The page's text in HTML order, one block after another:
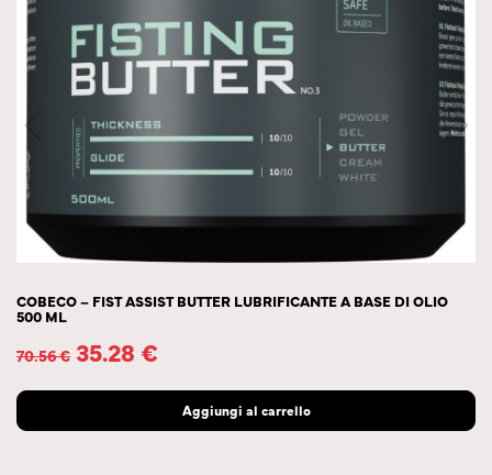
COBECO – FIST ASSIST BUTTER LUBRIFICANTE A BASE DI OLIO
500 ML
70.56€ 35.28 €
Aggiungi al carrello